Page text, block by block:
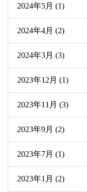
2024年5月 (1)
2024年4月 (2)
2024年3月 (3)
2023年12月 (1)
2023年11月 (3)
2023年9月 (2)
2023年7月 (1)
2023年1月 (2)